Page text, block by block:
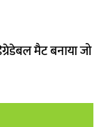
मैट बनाया जो